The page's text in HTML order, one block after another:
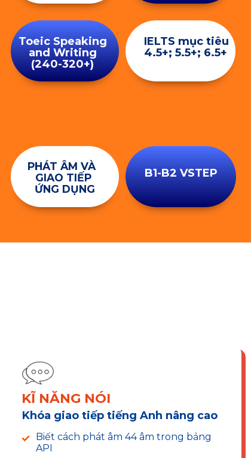
IELTS mục tiêu
4.5+; 5.5+; 6.5+
Toeic Speaking
and Writing
(240-320+)
PHÁT ÂM VÀ
GIAO TIẾP
ỨNG DỤNG
B1-B2 VSTEP
KĨ NĂNG NÓI
Khóa giao tiếp tiếng Anh nâng cao
Biết cách phát âm 44 âm trong bảng
API